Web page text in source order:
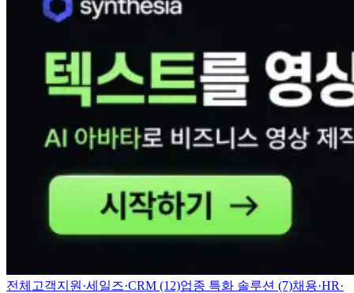
전체 고객지원·세일즈·CRM (12)업종 특화 솔루션 (7)채용·HR·